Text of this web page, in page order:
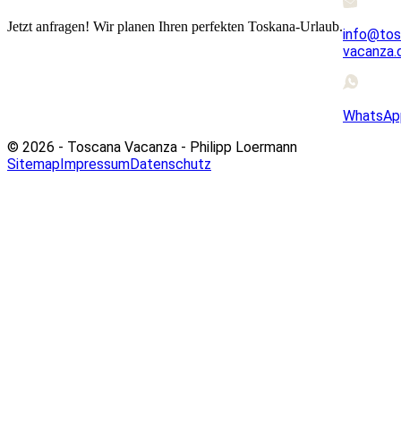
Jetzt anfragen! Wir planen Ihren perfekten Toskana-Urlaub.
© 2026 - Toscana Vacanza - Philipp Loermann
SitemapImpressumDatenschutz